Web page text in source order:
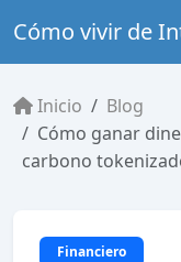
Cómo vivir de
Inicio
Blog
Cómo ganar
carbono
Financiero